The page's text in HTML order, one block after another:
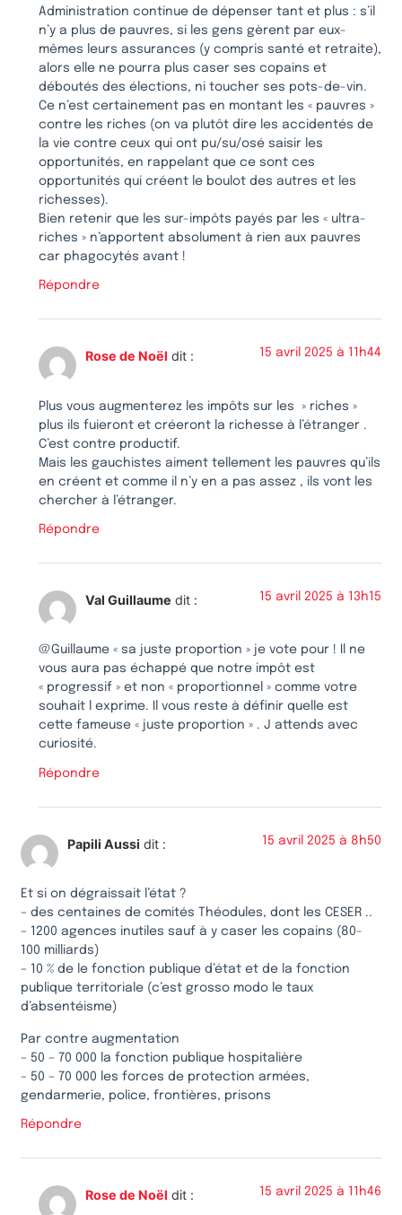
Administration continue de dépenser tant et plus : s’il
n’y a plus de pauvres, si les gens gèrent par eux-
mêmes leurs assurances (y compris santé et retraite),
alors elle ne pourra plus caser ses copains et
déboutés des élections, ni toucher ses pots-de-vin.
Ce n’est certainement pas en montant les « pauvres »
contre les riches (on va plutôt dire les accidentés de
la vie contre ceux qui ont pu/su/osé saisir les
opportunités, en rappelant que ce sont ces
opportunités qui créent le boulot des autres et les
richesses).
Bien retenir que les sur-impôts payés par les « ultra-
riches » n’apportent absolument à rien aux pauvres
car phagocytés avant !
Répondre
Rose de Noël dit : 15 avril 2025 à 11h44
Plus vous augmenterez les impôts sur les » riches »
plus ils fuieront et créeront la richesse à l’étranger .
C’est contre productif.
Mais les gauchistes aiment tellement les pauvres qu’ils
en créent et comme il n’y en a pas assez , ils vont les
chercher à l’étranger.
Répondre
Val Guillaume dit : 15 avril 2025 à 13h15
@Guillaume « sa juste proportion » je vote pour ! Il ne
vous aura pas échappé que notre impôt est
« progressif » et non « proportionnel » comme votre
souhait l exprime. Il vous reste à définir quelle est
cette fameuse « juste proportion » . J attends avec
curiosité.
Répondre
Papili Aussi dit : 15 avril 2025 à 8h50
Et si on dégraissait l’état ?
– des centaines de comités Théodules, dont les CESER ..
– 1200 agences inutiles sauf à y caser les copains (80-
100 milliards)
– 10 % de le fonction publique d’état et de la fonction
publique territoriale (c’est grosso modo le taux
d’absentéisme)
Par contre augmentation
– 50 – 70 000 la fonction publique hospitalière
– 50 – 70 000 les forces de protection armées,
gendarmerie, police, frontières, prisons
Répondre
Rose de Noël dit : 15 avril 2025 à 11h46